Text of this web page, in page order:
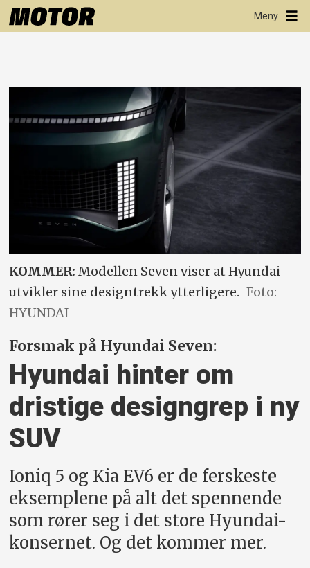
KOMMER: Modellen Seven viser at Hyundai
utvikler sine designtrekk ytterligere. Foto:
HYUNDAI
Forsmak på Hyundai Seven:
Hyundai hinter om
dristige designgrep i ny
SUV
Ioniq 5 og Kia EV6 er de ferskeste
eksemplene på alt det spennende
som rører seg i det store Hyundai-
konsernet. Og det kommer mer.